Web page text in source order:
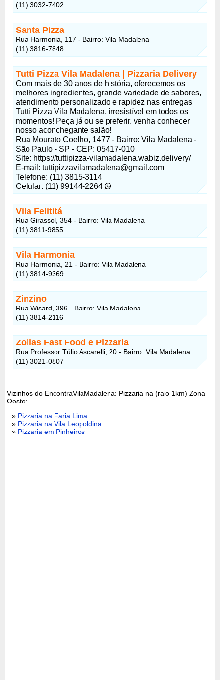
(11) 3032-7402
Santa Pizza
Rua Harmonia, 117 - Bairro: Vila Madalena
(11) 3816-7848
Tutti Pizza Vila Madalena | Pizzaria Delivery
Com mais de 30 anos de história, oferecemos os
melhores ingredientes, grande variedade de sabores,
atendimento personalizado e rapidez nas entregas.
Tutti Pizza Vila Madalena, irresistível em todos os
momentos! Peça já ou se preferir, venha conhecer
nosso aconchegante salão!
Rua Mourato Coelho, 1477 - Bairro: Vila Madalena -
São Paulo - SP - CEP: 05417-010
Site: https://tuttipizza-vilamadalena.wabiz.delivery/
E-mail: tuttipizzavilamadalena@gmail.com
Telefone: (11) 3815-3114
Celular: (11) 99144-2264
Vila Felititá
Rua Girassol, 354 - Bairro: Vila Madalena
(11) 3811-9855
Vila Harmonia
Rua Harmonia, 21 - Bairro: Vila Madalena
(11) 3814-9369
Zinzino
Rua Wisard, 396 - Bairro: Vila Madalena
(11) 3814-2116
Zollas Fast Food e Pizzaria
Rua Professor Túlio Ascarelli, 20 - Bairro: Vila Madalena
(11) 3021-0807
Vizinhos do EncontraVilaMadalena: Pizzaria na (raio 1km) Zona
Oeste:
» Pizzaria na Faria Lima
» Pizzaria na Vila Leopoldina
» Pizzaria em Pinheiros